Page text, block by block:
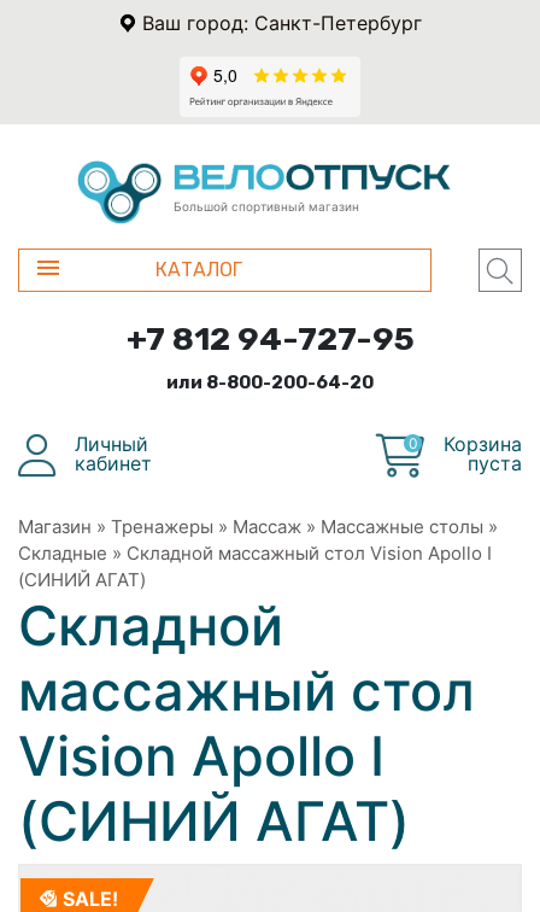
Ваш город: Санкт-Петербург
Большой спортивный магазин
КАТАЛОГ
+7 812 94-727-95
или 8-800-200-64-20
Личный
кабинет
0
Корзина
пуста
Магазин » Тренажеры » Массаж » Массажные столы »
Складные » Складной массажный стол Vision Apollo I
(СИНИЙ АГАТ)
Складной
массажный стол
Vision Apollo I
(СИНИЙ АГАТ)
SALE!